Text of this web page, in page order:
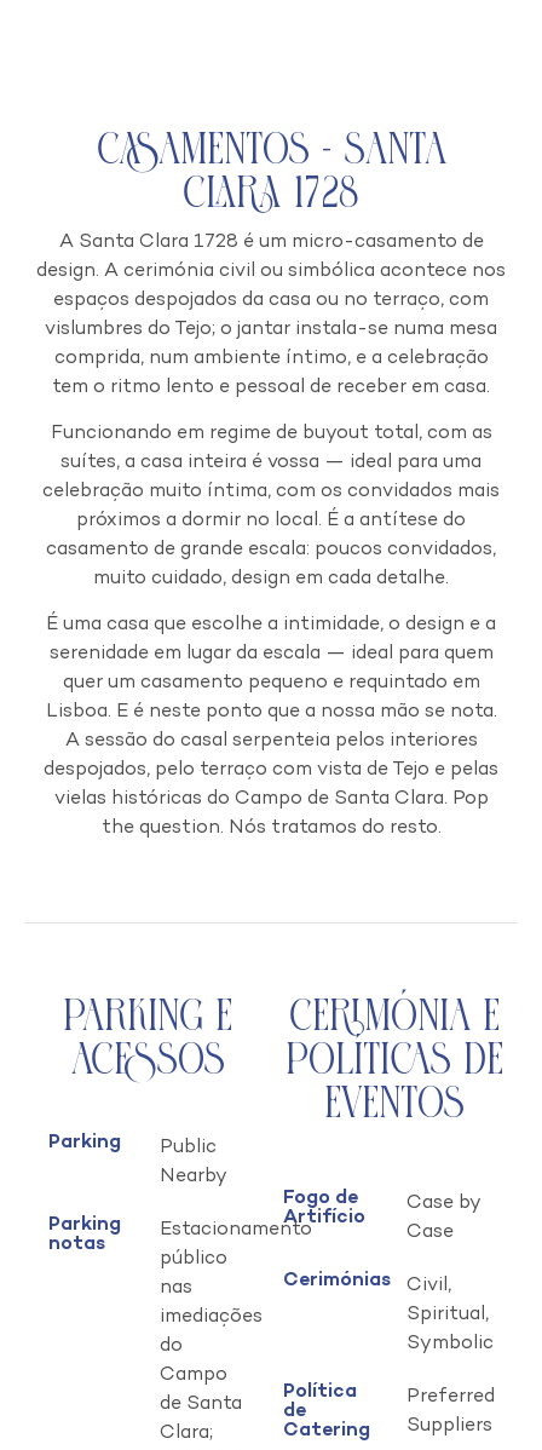
Casamentos - Santa
Clara 1728
A Santa Clara 1728 é um micro-casamento de
design. A cerimónia civil ou simbólica acontece nos
espaços despojados da casa ou no terraço, com
vislumbres do Tejo; o jantar instala-se numa mesa
comprida, num ambiente íntimo, e a celebração
tem o ritmo lento e pessoal de receber em casa.
Funcionando em regime de buyout total, com as
suítes, a casa inteira é vossa — ideal para uma
celebração muito íntima, com os convidados mais
próximos a dormir no local. É a antítese do
casamento de grande escala: poucos convidados,
muito cuidado, design em cada detalhe.
É uma casa que escolhe a intimidade, o design e a
serenidade em lugar da escala — ideal para quem
quer um casamento pequeno e requintado em
Lisboa. E é neste ponto que a nossa mão se nota.
A sessão do casal serpenteia pelos interiores
despojados, pelo terraço com vista de Tejo e pelas
vielas históricas do Campo de Santa Clara. Pop
the question. Nós tratamos do resto.
Parking e
Acessos
Parking
Public
Nearby
Parking
notas
Estacionamento
público
nas
imediações
do
Campo
de Santa
Clara;
Cerimónia e
Políticas de
Eventos
Fogo de
Artifício
Case by
Case
Cerimónias
Civil,
Spiritual,
Symbolic
Política
de
Catering
Preferred
Suppliers